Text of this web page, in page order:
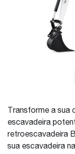
Transforme a
escavadeira
retroescavadeira
sua escavadeira